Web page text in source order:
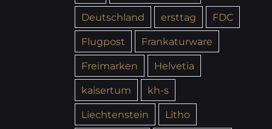
Deutschland
ersttag
FDC
Flugpost
Frankaturware
Freimarken
Helvetia
kaisertum
kh-s
Liechtenstein
Litho